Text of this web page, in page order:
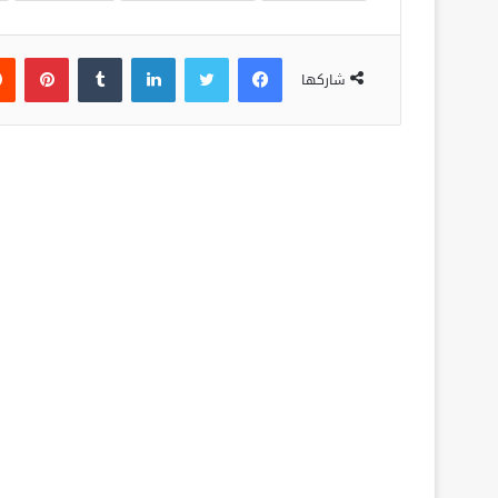
شاركها
فيسبوك لينكدإن بينتيريست